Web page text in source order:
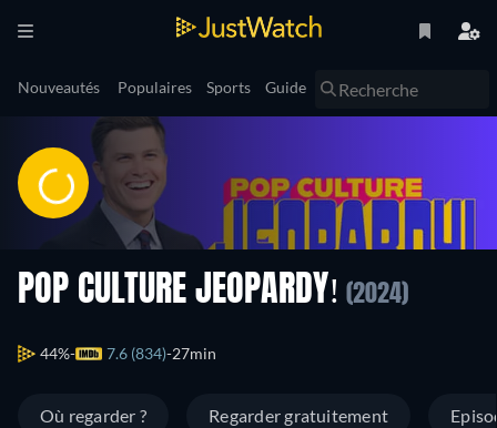
Nouveautés Populaires Sports Guide
POP CULTURE JEOPARDY! (2024)
44% 7.6 (834) 27min
Où regarder ? Regarder gratuitement